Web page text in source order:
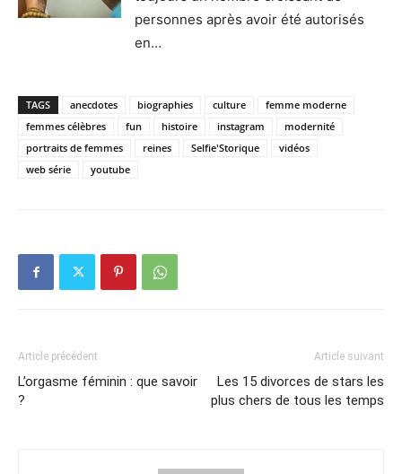
personnes après avoir été autorisés
en…
TAGS anecdotes biographies culture
femme moderne
femmes célèbres
fun histoire instagram
modernité
portraits de femmes
reines Selfie'Storique
vidéos
web série
youtube
Article précédent
L’orgasme féminin : que savoir
?
Article suivant
Les 15 divorces de stars les
plus chers de tous les temps